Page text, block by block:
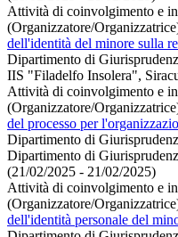
Attività di coinvolgimento e
(Organizzatore/
dell'identità del minore sulla
Dipartimento di
IIS "Filadelfo Insolera",
Attività di coinvolgimento e
(Organizzatore/
del processo per
Dipartimento di
Dipartimento di
(21/02/2025 - 21/02/2025)
Attività di coinvolgimento e
(Organizzatore/
dell'identità personale del